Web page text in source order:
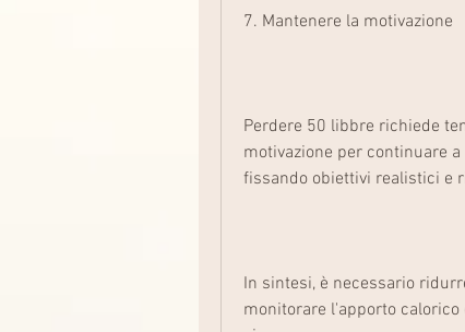
7. Mantenere la motivazione
Perdere 50 libbre richiede
motivazione per continuare
fissando obiettivi realistici e
In sintesi, è necessario
monitorare l'apporto